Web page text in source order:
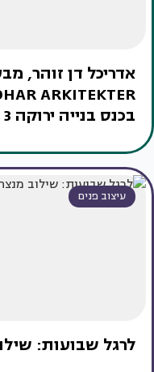
אדריכל דן זוהר,
בכנס בנייה ירוקה 3
עיצוב פנים
לרגל שבועות: